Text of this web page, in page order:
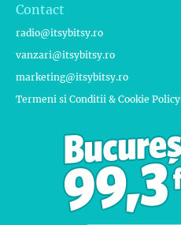
Contact
radio@itsybitsy.ro
vanzari@itsybitsy.ro
marketing@itsybitsy.ro
Termeni si Conditii & Cookie Policy